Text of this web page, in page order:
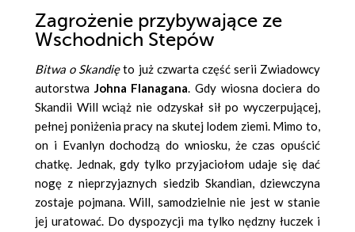
Zagrożenie przybywające ze
Wschodnich Stepów
Bitwa o Skandięto już czwarta część serii Zwiadowcy
autorstwa Johna Flanagana. Gdy wiosna dociera do
Skandii Will wciąż nie odzyskał sił po wyczerpującej,
pełnej poniżenia pracy na skutej lodem ziemi. Mimo to,
on i Evanlyn dochodzą do wniosku, że czas opuścić
chatkę. Jednak, gdy tylko przyjaciołom udaje się dać
nogę z nieprzyjaznych siedzib Skandian, dziewczyna
zostaje pojmana. Will, samodzielnie nie jest w stanie
jej uratować. Do dyspozycji ma tylko nędzny łuczek i